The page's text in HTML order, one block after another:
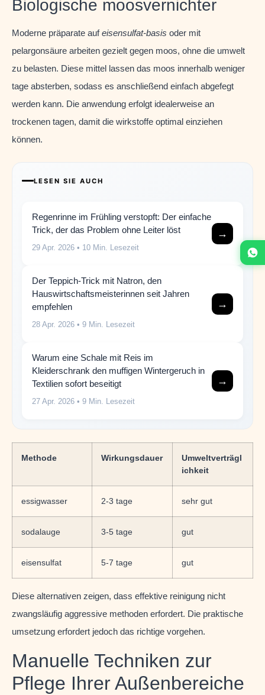
Biologische moosvernichter
Moderne präparate aufeisensulfat-basis oder mit
pelargonsäure arbeiten gezielt gegen moos, ohne die umwelt
zu belasten. Diese mittel lassen das moos innerhalb weniger
tage absterben, sodass es anschließend einfach abgefegt
werden kann. Die anwendung erfolgt idealerweise an
trockenen tagen, damit die wirkstoffe optimal einziehen
können.
LESEN SIE AUCH
Regenrinne im Frühling verstopft: Der einfache
Trick, der das Problem ohne Leiter löst
29 Apr. 2026 • 10 Min. Lesezeit
→
Der Teppich-Trick mit Natron, den
Hauswirtschaftsmeisterinnen seit Jahren
empfehlen
28 Apr. 2026 • 9 Min. Lesezeit
→
Warum eine Schale mit Reis im
Kleiderschrank den muffigen Wintergeruch in
Textilien sofort beseitigt
27 Apr. 2026 • 9 Min. Lesezeit
→
Methode Wirkungsdauer
Umweltverträgl
ichkeit
essigwasser 2-3 tage sehr gut
sodalauge 3-5 tage gut
eisensulfat 5-7 tage gut
Diese alternativen zeigen, dass effektive reinigung nicht
zwangsläufig aggressive methoden erfordert. Die praktische
umsetzung erfordert jedoch das richtige vorgehen.
Manuelle Techniken zur
Pflege Ihrer Außenbereiche